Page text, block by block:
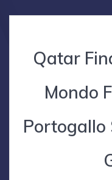
Qatar
Mondo
Portogallo